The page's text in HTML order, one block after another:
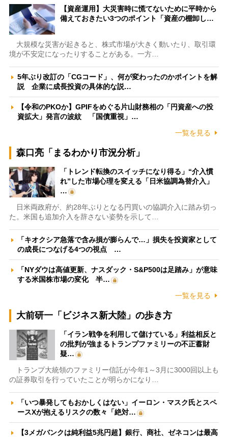
【資産運用】大災害時に慌てないために平時から
備えておきたい3つのポイント「資産の棚卸し…
大規模な災害が起きると、株式市場が大きく動いたり、取引環
境が不安定になったりすることがある。一方…
5年ぶり改訂の「CGコード」、何が変わったのかポイントを解
説 企業に成長投資の具体的な説…
【令和のPKOか】GPIFをめぐる片山財務相の「円資産への投
資拡大」発言の波紋 「国債重視」…
一覧を見る
森口亮「まるわかり市況分析」
「トレンド転換のスイッチになり得る」“介入慣
れ”した市場心理を変える「日米協調為替介入」
…
日米両政府が、約28年ぶりとなる円買いの協調介入に踏み切っ
た。米国も追加介入を辞さない姿勢を示して…
「キオクシア急落で含み損が膨らんで…」損失を投資家として
の成長につなげる4つの視点 …
「NYダウは高値更新、ナスダック・S&P500は足踏み」が意味
する米国株市場の変化 半…
一覧を見る
大前研一「ビジネス新大陸」の歩き方
「イラン戦争を利用して儲けている」利益相反と
の批判が強まるトランプファミリーの不正蓄財
疑…
トランプ大統領のファミリー信託が今年1～3月に3000回以上も
の証券取引を行っていたことが明らかになり…
「いつ暴発してもおかしくはない」イーロン・マスク氏とスペ
ースXが抱えるリスクの数々「絶対…
【3メガバンクは純利益5兆円超】銀行、商社、ゼネコンは最高